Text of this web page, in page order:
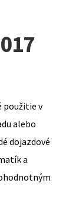
použitie v
alebo
dojazdové
a